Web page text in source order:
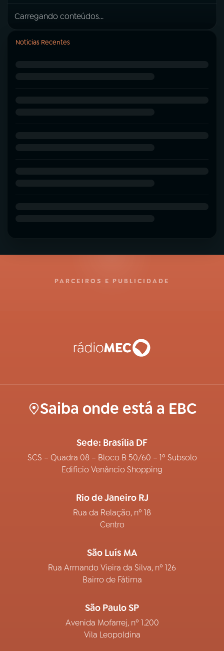
Carregando conteúdos...
Notícias Recentes
PARCEIROS E PUBLICIDADE
Saiba onde está a EBC
Sede: Brasília DF
SCS – Quadra 08 – Bloco B 50/60 – 1º Subsolo
Edifício Venâncio Shopping
Rio de Janeiro RJ
Rua da Relação, nº 18
Centro
São Luís MA
Rua Armando Vieira da Silva, nº 126
Bairro de Fátima
São Paulo SP
Avenida Mofarrej, nº 1.200
Vila Leopoldina